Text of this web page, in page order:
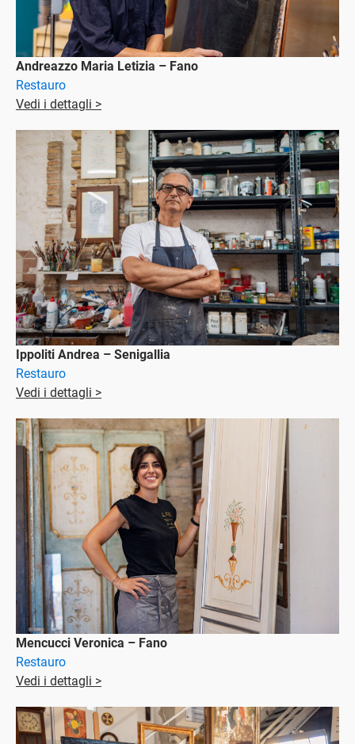
Andreazzo Maria Letizia – Fano
Restauro
Vedi i dettagli >
Ippoliti Andrea – Senigallia
Restauro
Vedi i dettagli >
Mencucci Veronica – Fano
Restauro
Vedi i dettagli >